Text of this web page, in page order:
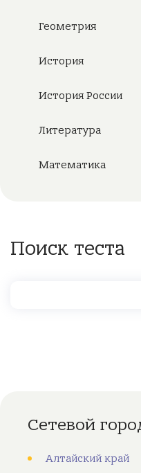
Геометрия
История
История России
Литература
Математика
Поиск теста
Сетевой
Алтайский край